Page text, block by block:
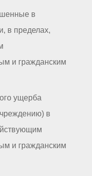
в
в пределах,
и гражданским
ущерба
в
и гражданским